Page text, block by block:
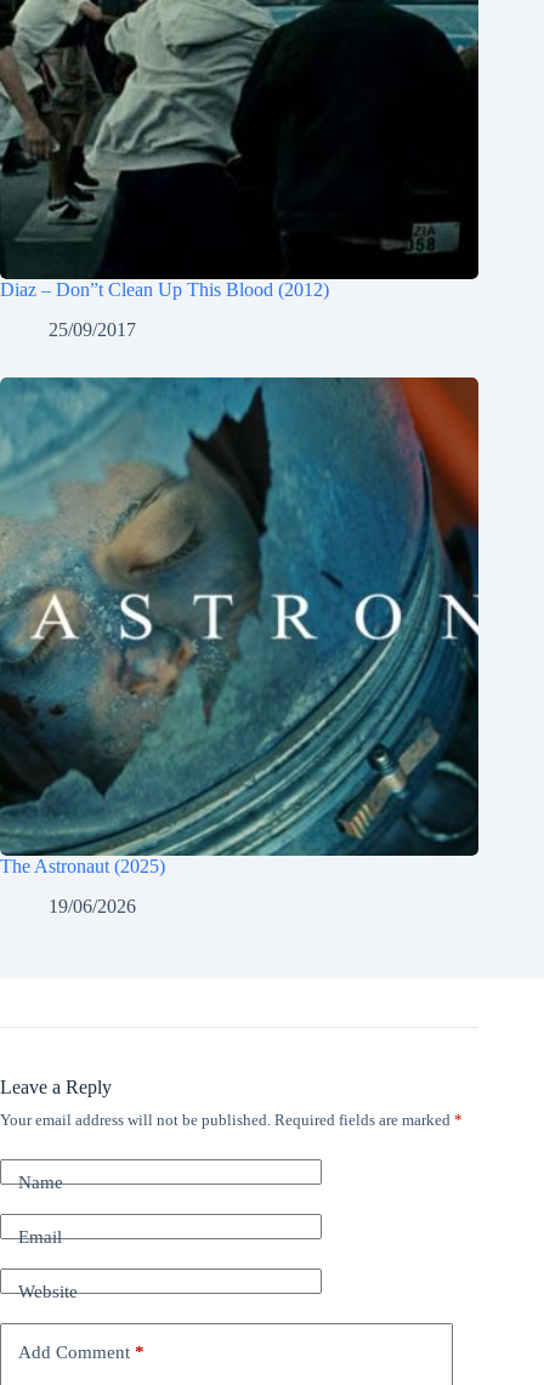
Diaz – Don”t Clean Up This Blood (2012)
25/09/2017
The Astronaut (2025)
19/06/2026
Leave a Reply
Your email address will not be published. Required fields are marked *
Name
Email
Website
Add Comment *